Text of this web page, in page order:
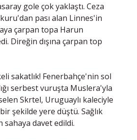
gole çok yaklaştı. Ceza
pası alan Linnes'in
çarpan topa Harun
Direğin dışına çarpan top
sakatlık! Fenerbahçe'nin sol
serbest vuruşta Muslera'yla
Skrtel, Uruguaylı kaleciyle
şekilde yere düştü. Sağlık
davet edildi.